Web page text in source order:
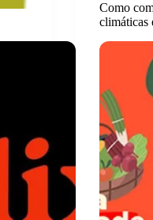
Como
climáticas